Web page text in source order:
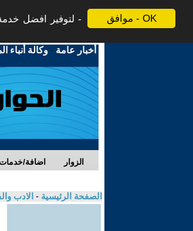
موافق - OK
لتوفير افضل
أخبار عامة -وكالة أنباء
اضافة/خدمات الزوار
الصفحة الرئيسية - الادب